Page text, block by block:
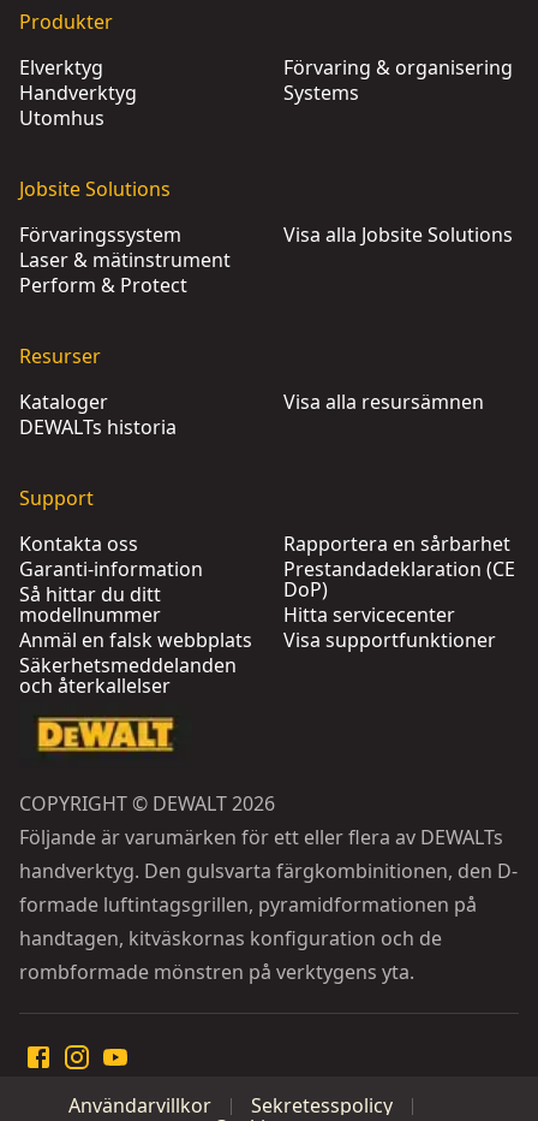
Produkter
Elverktyg
Handverktyg
Utomhus
Förvaring & organisering
Systems
Jobsite Solutions
Förvaringssystem
Laser & mätinstrument
Perform & Protect
Visa alla Jobsite Solutions
Resurser
Kataloger
DEWALTs historia
Visa alla resursämnen
Support
Kontakta oss
Garanti-information
Så hittar du ditt
modellnummer
Anmäl en falsk webbplats
Säkerhetsmeddelanden
och återkallelser
Rapportera en sårbarhet
Prestandadeklaration (CE
DoP)
Hitta servicecenter
Visa supportfunktioner
COPYRIGHT © DEWALT 2026
Följande är varumärken för ett eller flera av DEWALTs
handverktyg. Den gulsvarta färgkombinitionen, den D-
formade luftintagsgrillen, pyramidformationen på
handtagen, kitväskornas konfiguration och de
rombformade mönstren på verktygens yta.
Användarvillkor
Sekretesspolicy